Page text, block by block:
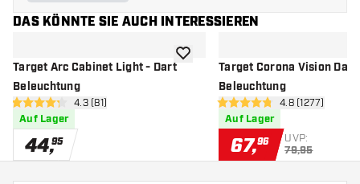
DAS KÖNNTE SIE AUCH INTERESSIEREN
Target Arc Cabinet Light - Dart
Beleuchtung
Bewertungsbereich öffnen
4.3 Bewertungssterne
4.3 (81)
Auf Lager
44,95
Zur Wunschliste hinzufügen
Target Corona Vision Dart
Beleuchtung
4.8 Bewertungssterne
4.8 (1277)
Auf Lager
67,96 UVP:
79,95